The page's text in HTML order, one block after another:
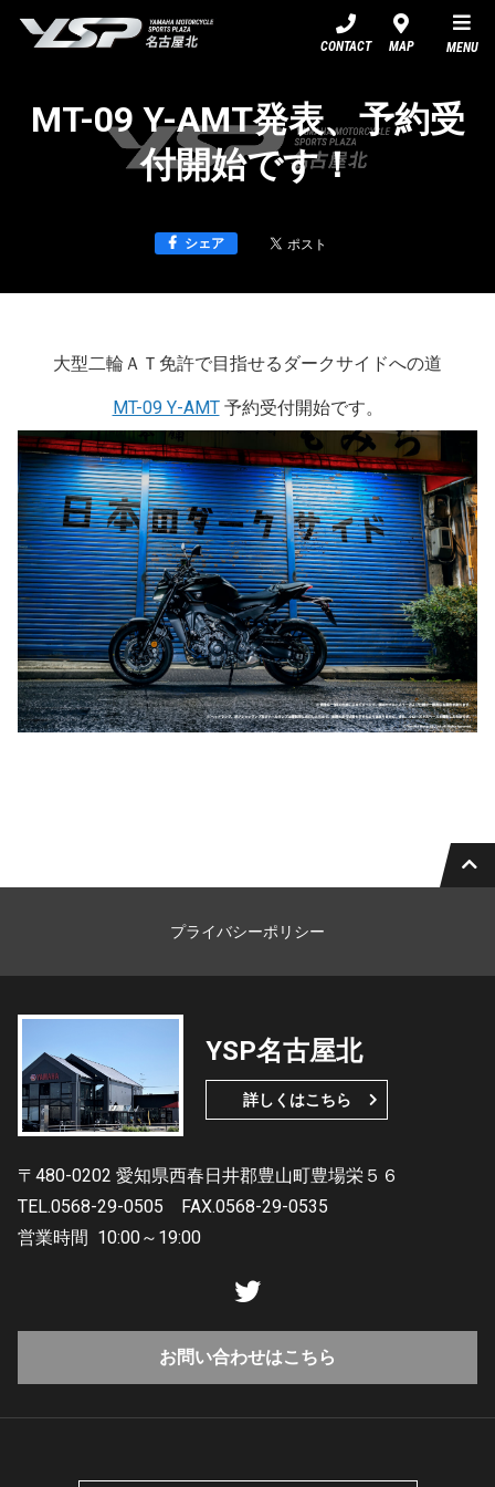
CONTACT MAP MENU
MT-09 Y-AMT発表、予約受
付開始です！
シェア
大型二輪ＡＴ免許で目指せるダークサイドへの道
MT-09 Y-AMT予約受付開始です。
プライバシーポリシー
YSP名古屋北
詳しくはこちら
〒480-0202 愛知県西春日井郡豊山町豊場栄５６
TEL.0568-29-0505
FAX.0568-29-0535
営業時間 10:00～19:00
お問い合わせはこちら